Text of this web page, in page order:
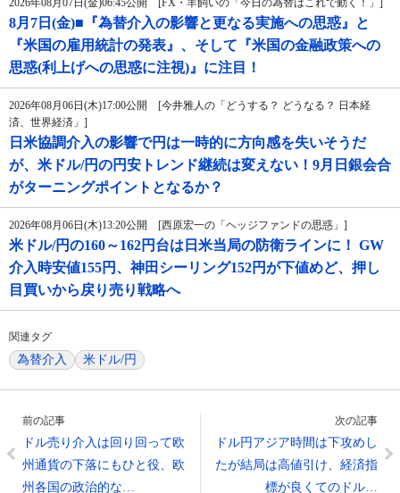
2026年08月07日(金)06:45公開 [FX・羊飼いの「今日の為替はこれで動く！」]
8月7日(金)■『為替介入の影響と更なる実施への思惑』と
『米国の雇用統計の発表』、そして『米国の金融政策への
思惑(利上げへの思惑に注視)』に注目！
2026年08月06日(木)17:00公開 [今井雅人の「どうする？ どうなる？ 日本経
済、世界経済」]
日米協調介入の影響で円は一時的に方向感を失いそうだ
が、米ドル/円の円安トレンド継続は変えない！9月日銀会合
がターニングポイントとなるか？
2026年08月06日(木)13:20公開 [西原宏一の「ヘッジファンドの思惑」]
米ドル/円の160～162円台は日米当局の防衛ラインに！ GW
介入時安値155円、神田シーリング152円が下値めど、押し
目買いから戻り売り戦略へ
関連タグ
為替介入 米ドル/円
前の記事
ドル売り介入は回り回って欧
州通貨の下落にもひと役、欧
州各国の政治的な…
次の記事
ドル円アジア時間は下攻めし
たが結局は高値引け、経済指
標が良くてのドル…